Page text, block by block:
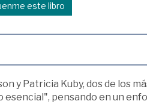
este libro
y Patricia Kuby, dos de los
pensando en un